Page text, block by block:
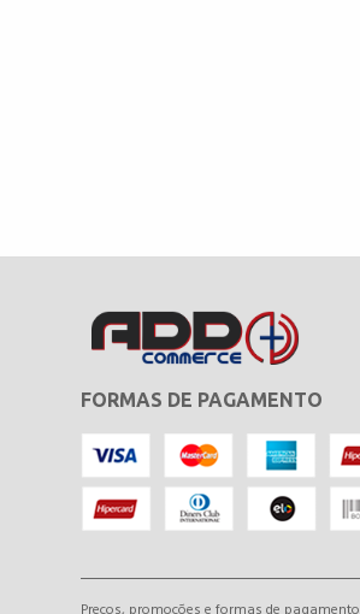
FORMAS DE PAGAMENTO